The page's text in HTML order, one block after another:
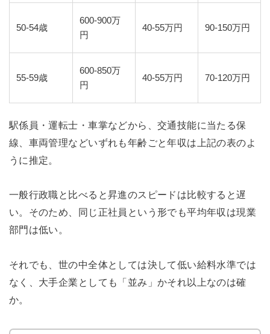
50-54歳
600-900万
円
40-55万円 90-150万円
55-59歳
600-850万
円
40-55万円 70-120万円
駅係員・運転士・車掌などから、交通技能に当たる保
線、車両管理などいずれも年齢ごと年収は上記の表のよ
うに推定。
一般行政職と比べると昇進のスピードは比較すると遅
い。そのため、同じ正社員という形でも平均年収は現業
部門は低い。
それでも、世の中全体としては決して低い給料水準では
なく、大手企業としても「並み」かそれ以上なのは確
か。